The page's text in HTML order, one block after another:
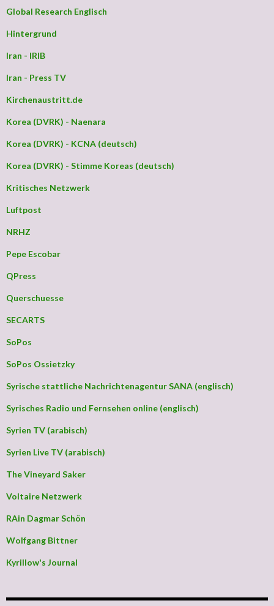
Global Research Englisch
Hintergrund
Iran - IRIB
Iran - Press TV
Kirchenaustritt.de
Korea (DVRK) - Naenara
Korea (DVRK) - KCNA (deutsch)
Korea (DVRK) - Stimme Koreas (deutsch)
Kritisches Netzwerk
Luftpost
NRHZ
Pepe Escobar
QPress
Querschuesse
SECARTS
SoPos
SoPos Ossietzky
Syrische stattliche Nachrichtenagentur SANA (englisch)
Syrisches Radio und Fernsehen online (englisch)
Syrien TV (arabisch)
Syrien Live TV (arabisch)
The Vineyard Saker
Voltaire Netzwerk
RAin Dagmar Schön
Wolfgang Bittner
Kyrillow's Journal